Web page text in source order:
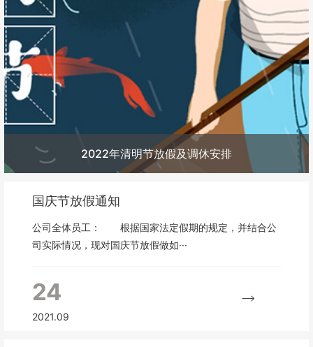
2022年清明节放假及调休安排
国庆节放假通知
公司全体员工： 根据国家法定假期的规定，并结合公
司实际情况，现对国庆节放假做如···
24
2021.09